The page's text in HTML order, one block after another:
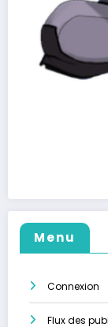
Menu
Connexion
Flux des